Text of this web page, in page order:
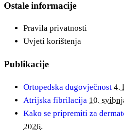
Ostale informacije
Pravila privatnosti
Uvjeti korištenja
Publikacije
Ortopedska dugovječnost 4.
Atrijska fibrilacija 10.
Kako se pripremiti za
2026.